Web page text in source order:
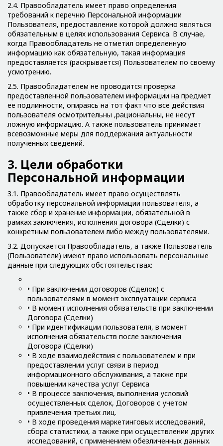
2.4. Правообладатель имеет право определения
требований к перечню Персональной информации
Пользователя, предоставление которой должно являться
обязательным в целях использования Сервиса. В случае,
когда Правообладатель не отметил определенную
информацию как обязательную, такая информация
предоставляется (раскрывается) Пользователем по своему
усмотрению.
2.5. Правообладателем не проводится проверка
предоставленной пользователем информации на предмет
ее подлинности, опираясь на тот факт что все действия
пользователя осмотрительны ,рациональны, не несут
ложную информацию. А также пользователь принимает
всевозможные меры для поддержания актуальности
полученных сведений.
3. Цели обработки
Персональной информации
3.1. Правообладатель имеет право осуществлять
обработку персональной информации пользователя, а
также сбор и хранение информации, обязательной в
рамках заключения, исполнения договора (Сделки) с
конкретным пользователем либо между пользователями.
3.2. Допускается Правообладатель, а также Пользователь
(Пользователи) имеют право использовать персональные
данные при следующих обстоятельствах:
• При заключении договоров (Сделок) с
пользователями в момент эксплуатации сервиса
• В момент исполнения обязательств при заключении
Договора (Сделки)
• При идентификации пользователя, в момент
исполнения обязательств после заключения
Договора (Сделки)
• В ходе взаимодействия с пользователем и при
предоставлении услуг связи в период
информационного обслуживания, а также при
повышении качества услуг Сервиса
• В процессе заключения, выполнения условий
осуществленных сделок, Договоров c учетом
привлечения третьих лиц.
• В ходе проведения маркетинговых исследований,
сбора статистики, а также при осуществлении других
исследований, с применением обезличенных данных.